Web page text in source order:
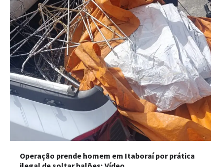
Operação prende homem em Itaboraí por prática